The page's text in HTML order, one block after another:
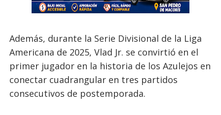
Además, durante la Serie Divisional de la Liga
Americana de 2025, Vlad Jr. se convirtió en el
primer jugador en la historia de los Azulejos en
conectar cuadrangular en tres partidos
consecutivos de postemporada.